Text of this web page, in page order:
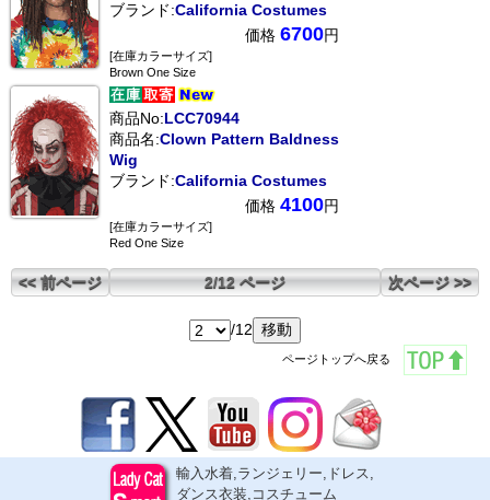
ブランド:California Costumes
価格 6700円
[在庫カラーサイズ]
Brown One Size
商品No:LCC70944
商品名:Clown Pattern Baldness
Wig
ブランド:California Costumes
価格 4100円
[在庫カラーサイズ]
Red One Size
<< 前ページ 2/12 ページ 次ページ >>
/12
ページトップへ戻る
輸入水着,ランジェリー,ドレス,
ダンス衣装,コスチューム